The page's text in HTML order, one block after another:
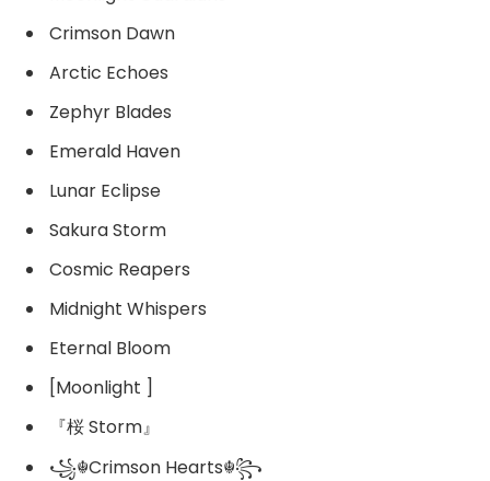
Crimson Dawn
Arctic Echoes
Zephyr Blades
Emerald Haven
Lunar Eclipse
Sakura Storm
Cosmic Reapers
Midnight Whispers
Eternal Bloom
[Moonlight ]
『桜 Storm』
꧁☬Crimson Hearts☬꧂